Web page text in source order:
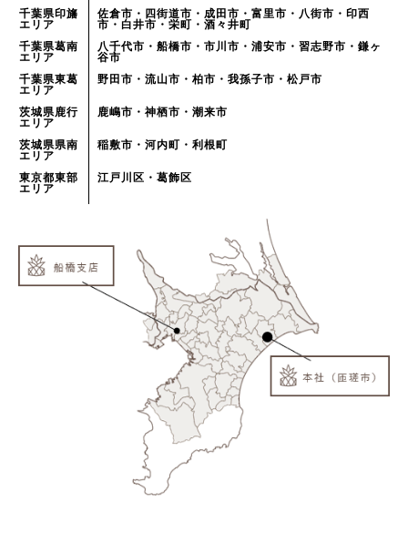
千葉県印旛
エリア
佐倉市・四街道市・成田市・富里市・八街市・印西
市・白井市・栄町・酒々井町
千葉県葛南
エリア
八千代市・船橋市・市川市・浦安市・習志野市・鎌ヶ
谷市
千葉県東葛
エリア
野田市・流山市・柏市・我孫子市・松戸市
茨城県鹿行
エリア
鹿嶋市・神栖市・潮来市
茨城県県南
エリア
稲敷市・河内町・利根町
東京都東部
エリア
江戸川区・葛飾区